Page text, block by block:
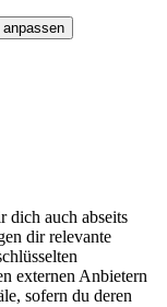
anpassen
auch abseits
dir relevante
externen Anbietern
sofern du deren